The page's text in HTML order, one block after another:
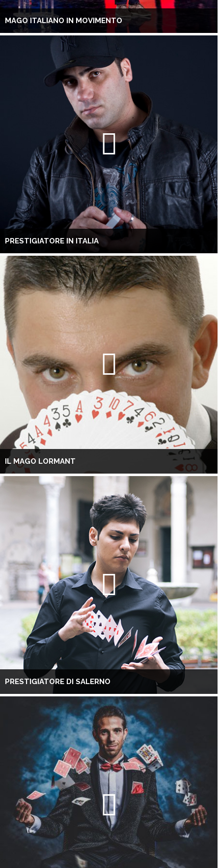
MAGO ITALIANO IN MOVIMENTO
PRESTIGIATORE IN ITALIA
IL MAGO LORMANT
PRESTIGIATORE DI SALERNO